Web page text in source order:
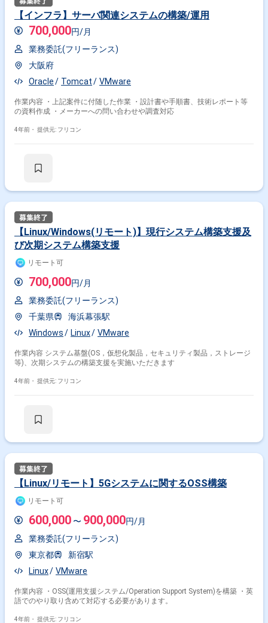
【インフラ】サーバ関連システムの構築/運用
700,000円/月
業務委託(フリーランス)
大阪府
Oracle
Tomcat VMware
作業内容 ・上記案件に付随した作業 ・設計書や手順書、技術レポート等
の資料作成 ・メーカーへの問い合わせや調査対応
4年前・ 提供元: フリコン
【Linux/Windows(リモート)】現行システム構築支援及
び次期システム構築支援
リモート可
700,000円/月
業務委託(フリーランス)
千葉県
海浜幕張駅
Windows
Linux VMware
作業内容 システム基盤(OS，仮想化製品，セキュリティ製品，ストレージ
等)、次期システムの構築支援を実施いただきます
4年前・ 提供元: フリコン
【Linux/リモート】5Gシステムに関するOSS構築
リモート可
600,000 〜 900,000円/月
業務委託(フリーランス)
東京都
新宿駅
Linux
VMware
作業内容 ・OSS(運用支援システム/Operation Support System)を構築 ・英
語でのやり取り含めて対応する必要があります。
4年前・ 提供元: フリコン
その他の条件で検索する
その他開発言語・スキルから探す
Linux
Oracle
Azure Hyper-V
その他の職種から探す
インフラエンジニア